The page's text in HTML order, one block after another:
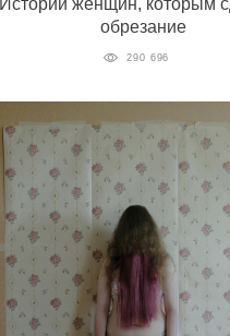
Истории женщин, которым
обрезание
290 696